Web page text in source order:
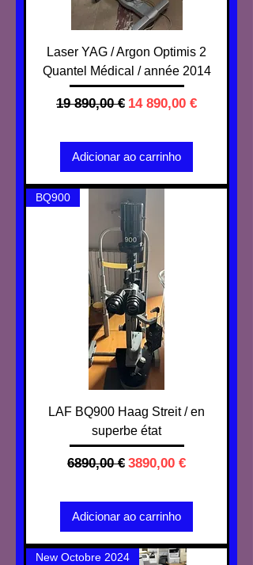
Laser YAG / Argon Optimis 2
Quantel Médical / année 2014
Preço normal
19 890,00 € Preço promocional
14 890,00 €
Adicionar ao carrinho
BQ900
LAF BQ900 Haag Streit / en
superbe état
Preço normal
6890,00 € Preço promocional
3890,00 €
Adicionar ao carrinho
New Octobre 2024